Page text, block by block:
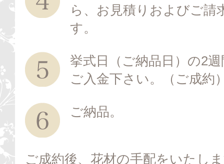
ら、お見積りおよびご請
す。
挙式日（ご納品日）の2
ご入金下さい。（ご成約
ご納品。
ご成約後、花材の手配をいたし